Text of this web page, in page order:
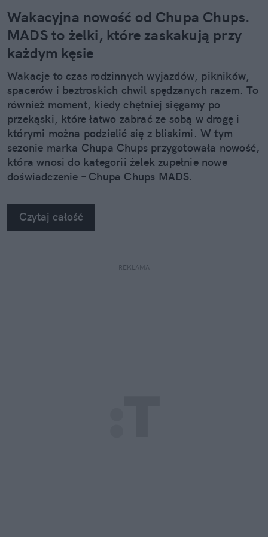
Wakacyjna nowość od Chupa Chups.
MADS to żelki, które zaskakują przy
każdym kęsie
Wakacje to czas rodzinnych wyjazdów, pikników,
spacerów i beztroskich chwil spędzanych razem. To
również moment, kiedy chętniej sięgamy po
przekąski, które łatwo zabrać ze sobą w drogę i
którymi można podzielić się z bliskimi. W tym
sezonie marka Chupa Chups przygotowała nowość,
która wnosi do kategorii żelek zupełnie nowe
doświadczenie – Chupa Chups MADS.
Czytaj całość
REKLAMA